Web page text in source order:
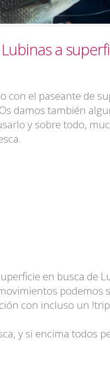
a
con el paseante de
damos también
y sobre todo,
en busca de
podemos
con incluso un
y si encima todos